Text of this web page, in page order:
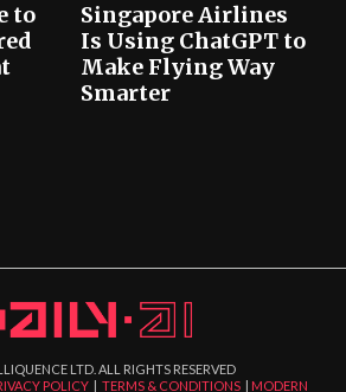
to
Singapore Airlines
Is Using ChatGPT to
Make Flying Way
Smarter
LTD. ALL RIGHTS RESERVED
POLICY |TERMS & CONDITIONS MODERN